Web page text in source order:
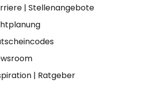
| Stellenangebote
| Ratgeber